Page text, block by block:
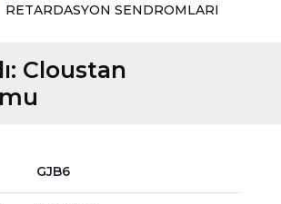
RETARDASYON SENDROMLARI
Cloustan
GJB6